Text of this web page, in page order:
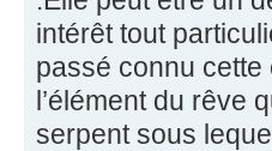
intérêt tout
passé connu cette
l’élément du rêve
serpent sous